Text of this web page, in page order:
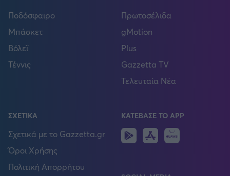
Ποδόσφαιρο
Μπάσκετ
Βόλεϊ
Τέννις
Πρωτοσέλιδα
gMotion
Plus
Gazzetta TV
Τελευταία Νέα
ΣΧΕΤΙΚΑ
Σχετικά με το Gazzetta.gr
Όροι Χρήσης
Πολιτική Απορρήτου
ΚΑΤΕΒΑΣΕ ΤΟ APP
Android
IOS